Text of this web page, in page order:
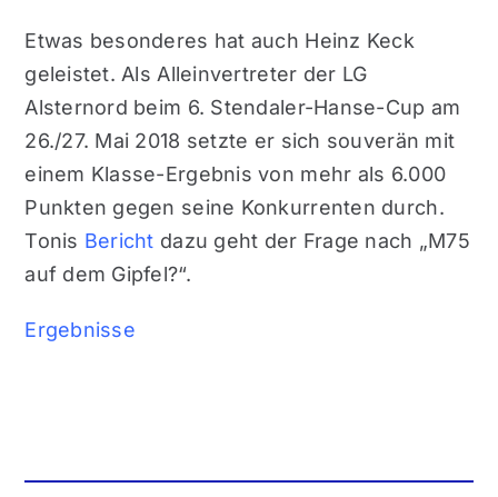
Etwas besonderes hat auch Heinz Keck
geleistet. Als Alleinvertreter der LG
Alsternord beim 6. Stendaler-Hanse-Cup am
26./27. Mai 2018 setzte er sich souverän mit
einem Klasse-Ergebnis von mehr als 6.000
Punkten gegen seine Konkurrenten durch.
Tonis Bericht dazu geht der Frage nach „M75
auf dem Gipfel?“.
Ergebnisse